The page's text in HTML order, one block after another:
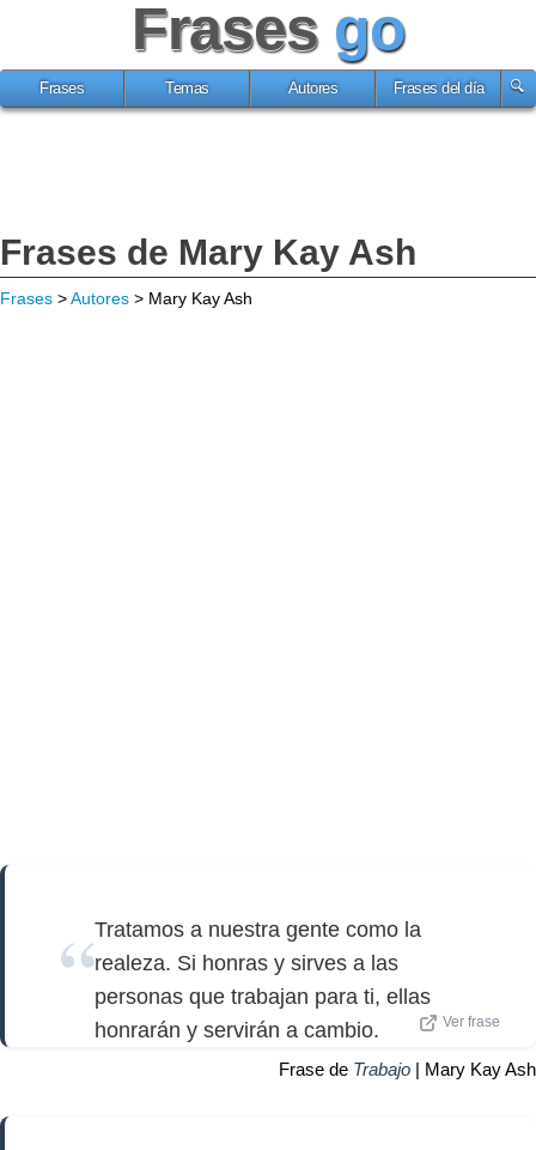
Frases go
Frases Temas Autores Frases del día
Frases de Mary Kay Ash
Frases >Autores > Mary Kay Ash
Tratamos a nuestra gente como la
realeza. Si honras y sirves a las
personas que trabajan para ti, ellas
honrarán y servirán a cambio.
Ver frase
Frase de Trabajo | Mary Kay Ash